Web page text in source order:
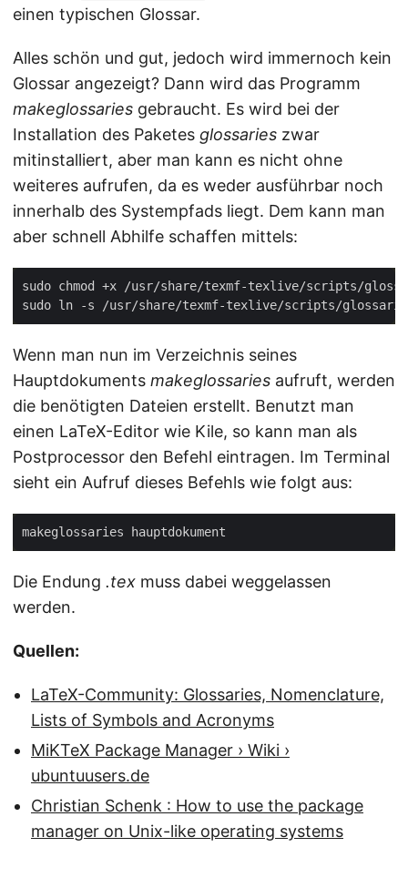
einen typischen Glossar.
Alles schön und gut, jedoch wird immernoch kein
Glossar angezeigt? Dann wird das Programm
makeglossaries gebraucht. Es wird bei der
Installation des Paketes glossaries zwar
mitinstalliert, aber man kann es nicht ohne
weiteres aufrufen, da es weder ausführbar noch
innerhalb des Systempfads liegt. Dem kann man
aber schnell Abhilfe schaffen mittels:
Wenn man nun im Verzeichnis seines
Hauptdokuments makeglossaries aufruft, werden
die benötigten Dateien erstellt. Benutzt man
einen LaTeX-Editor wie Kile, so kann man als
Postprocessor den Befehl eintragen. Im Terminal
sieht ein Aufruf dieses Befehls wie folgt aus:
Die Endung .tex muss dabei weggelassen
werden.
Quellen:
LaTeX-Community: Glossaries, Nomenclature,
Lists of Symbols and Acronyms
MiKTeX Package Manager › Wiki ›
ubuntuusers.de
Christian Schenk : How to use the package
manager on Unix-like operating systems